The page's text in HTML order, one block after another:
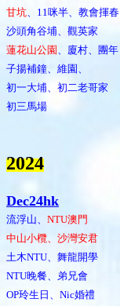
甘坑、11咪半、教會揮春
沙頭角谷埔、觀英家
蓮花山公園 、廈村、團年
子揚補鐘、維園、
初一大埔、初二老哥家
初三馬場
2024
Dec24hk
流浮山、 NTU澳門
中山小欖、沙灣安君
土木NTU、舞龍開學
NTU晚餐、弟兄會
OP玲生日、Nic婚禮